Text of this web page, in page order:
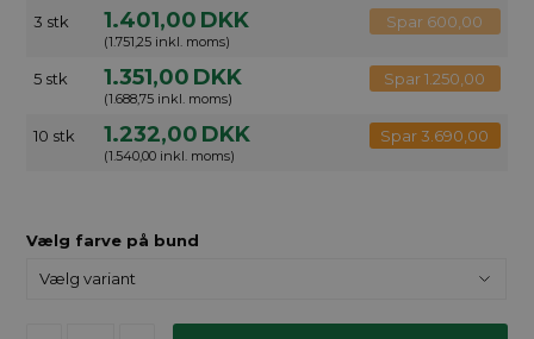
3 stk 1.401,00 DKK
(1.751,25 inkl. moms)
Spar 600,00
5 stk 1.351,00 DKK
(1.688,75 inkl. moms)
Spar 1.250,00
10 stk 1.232,00 DKK
(1.540,00 inkl. moms)
Spar 3.690,00
Vælg farve på bund